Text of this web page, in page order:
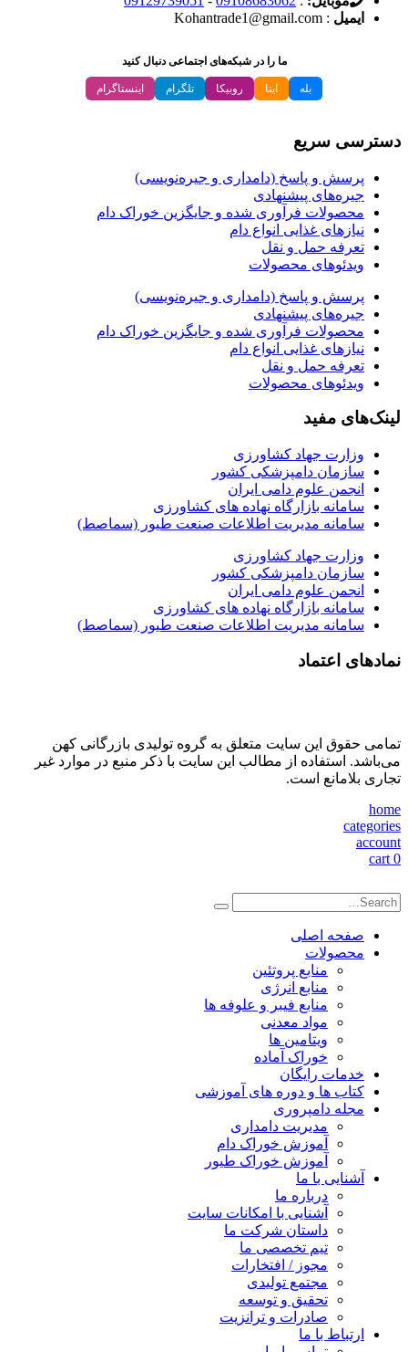
ایمیل : Kohantrade1@gmail.com
ما را در شبکه‌های اجتماعی دنبال کنید
بله ایتا روبیکا تلگرام اینستاگرام
دسترسی سریع
پرسش و پاسخ (دامداری و جیره‌نویسی)
جیره‌های پیشنهادی
محصولات فرآوری شده و جایگزین خوراک دام
نیازهای غذایی انواع دام
تعرفه حمل و نقل
ویدئو‌های محصولات
پرسش و پاسخ (دامداری و جیره‌نویسی)
جیره‌های پیشنهادی
محصولات فرآوری شده و جایگزین خوراک دام
نیازهای غذایی انواع دام
تعرفه حمل و نقل
ویدئو‌های محصولات
لینک‌های مفید
وزارت جهاد کشاورزی
سازمان دامپزشکی کشور
انجمن علوم دامی ایران
سامانه بازارگاه نهاده های کشاورزی
سامانه مدیریت اطلاعات صنعت طیور (سماصط)
وزارت جهاد کشاورزی
سازمان دامپزشکی کشور
انجمن علوم دامی ایران
سامانه بازارگاه نهاده های کشاورزی
سامانه مدیریت اطلاعات صنعت طیور (سماصط)
نمادهای اعتماد
تمامی حقوق این سایت متعلق به گروه تولیدی بازرگانی کهن
می‌باشد. استفاده از مطالب این سایت با ذکر منبع در موارد غیر
تجاری بلامانع است.
home
categories
account
0
cart
صفحه اصلی
محصولات
منابع پروتئین
منابع انرژی
منابع فیبر و علوفه‌ ها
مواد معدنی
ویتامین ها
خوراک آماده
خدمات رایگان
کتاب‌ ها و دوره های آموزشی
مجله دامپروری
مدیریت دامداری
آموزش خوراک دام
آموزش خوراک طیور
آشنایی با ما
درباره ما
آشنایی با امکانات سایت
داستان شرکت ما
تیم تخصصی ما
مجوز / افتخارات
مجتمع تولیدی
تحقیق و توسعه
صادرات و ترانزیت
ارتباط با ما